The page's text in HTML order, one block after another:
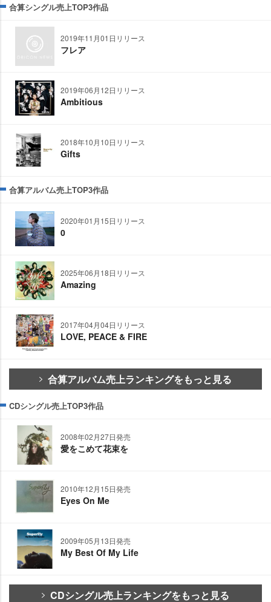
合算シングル売上TOP3作品
2019年11月01日リリース
フレア
2019年06月12日リリース
Ambitious
2018年10月10日リリース
Gifts
合算アルバム売上TOP3作品
2020年01月15日リリース
0
2025年06月18日リリース
Amazing
2017年04月04日リリース
LOVE, PEACE & FIRE
合算アルバム売上ランキングをもっと見る
CDシングル売上TOP3作品
2008年02月27日発売
愛をこめて花束を
2010年12月15日発売
Eyes On Me
2009年05月13日発売
My Best Of My Life
CDシングル売上ランキングをもっと見る